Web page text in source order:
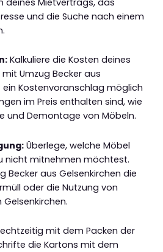
und die Suche nach einem
Kalkuliere die Kosten deines
Umzug Becker aus
ein Kostenvoranschlag möglich
im Preis enthalten sind, wie
und Demontage von Möbeln.
Überlege, welche Möbel
nicht mitnehmen möchtest.
Becker aus Gelsenkirchen die
oder die Nutzung von
mit dem Packen der
die Kartons mit dem